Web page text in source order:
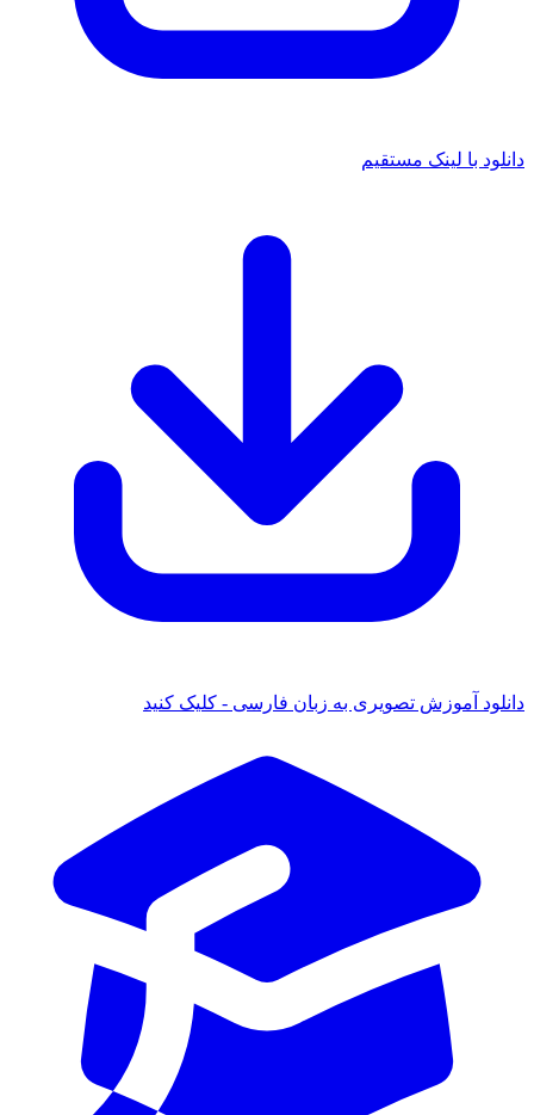
دانلود با لینک مستقیم
دانلود آموزش تصویری به زبان فارسی - کلیک کنید